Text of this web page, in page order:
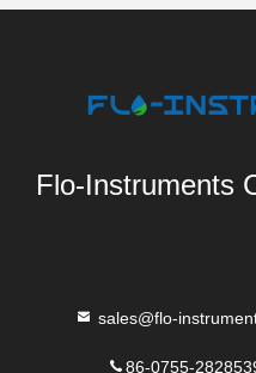
Flo-Instruments
sales@flo-
86-0755-